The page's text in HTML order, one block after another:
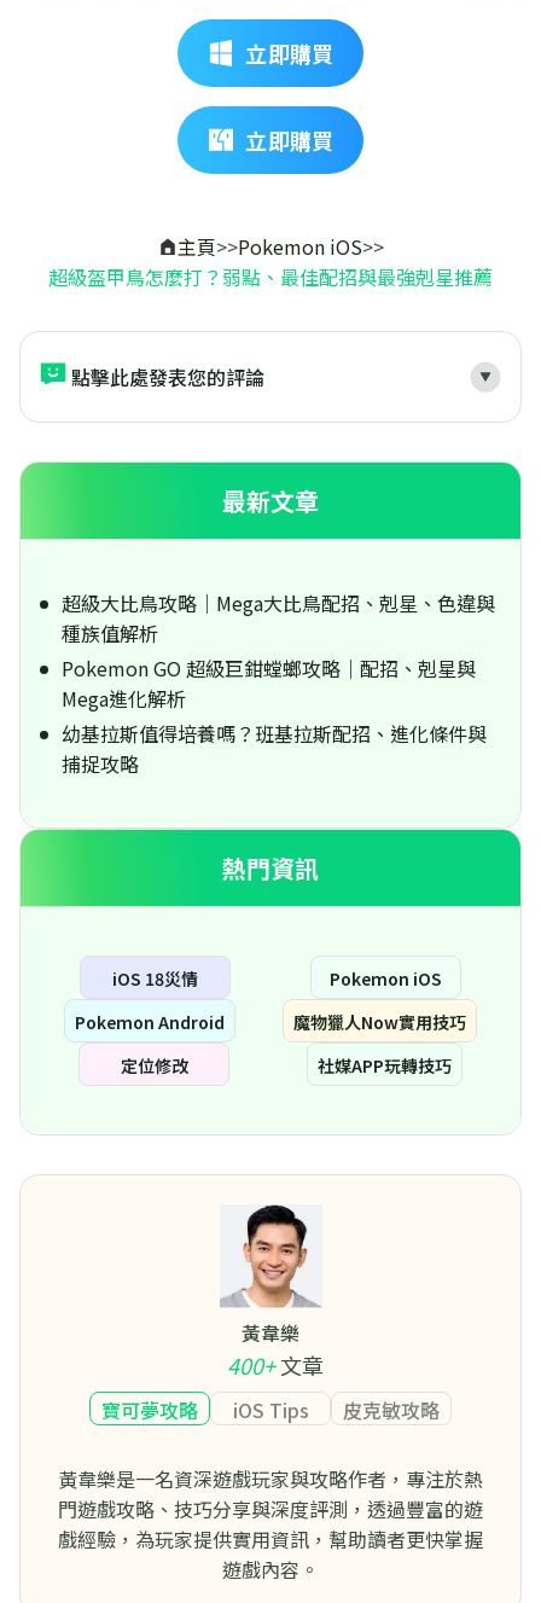
立即購買
立即購買
主頁>>Pokemon iOS>>
超級盔甲鳥怎麼打？弱點、最佳配招與最強剋星推薦
點擊此處發表您的評論
最新文章
超級大比鳥攻略｜Mega大比鳥配招、剋星、色違與
種族值解析
Pokemon GO 超級巨鉗螳螂攻略｜配招、剋星與
Mega進化解析
幼基拉斯值得培養嗎？班基拉斯配招、進化條件與
捕捉攻略
熱門資訊
iOS 18災情
Pokemon iOS
Pokemon Android
魔物獵人Now實用技巧
定位修改
社媒APP玩轉技巧
黃韋樂
400+文章
寶可夢攻略 iOS Tips 皮克敏攻略
黃韋樂是一名資深遊戲玩家與攻略作者，專注於熱
門遊戲攻略、技巧分享與深度評測，透過豐富的遊
戲經驗，為玩家提供實用資訊，幫助讀者更快掌握
遊戲內容。